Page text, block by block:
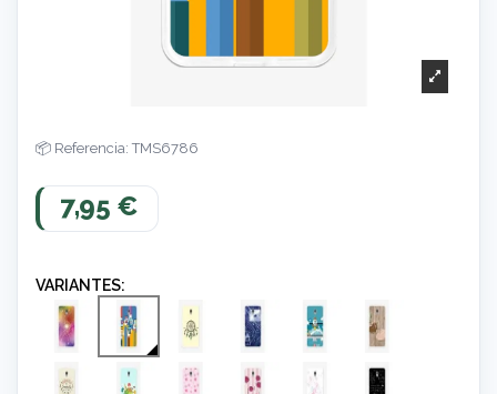
Referencia: TMS6786
7,95 €
VARIANTES: